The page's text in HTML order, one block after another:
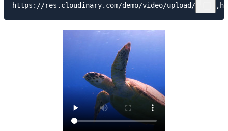
https://res.cloudinary.com/demo/video/upload/